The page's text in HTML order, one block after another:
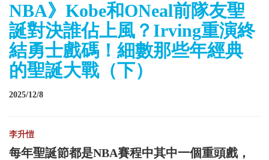
NBA》Kobe和ONeal前隊友聖
誕對決誰佔上風？Irving重演終
結勇士戲碼！細數那些年經典
的聖誕大戰（下）
2025/12/8
李升愷
每年聖誕節都是NBA賽程中其中一個重頭戲，